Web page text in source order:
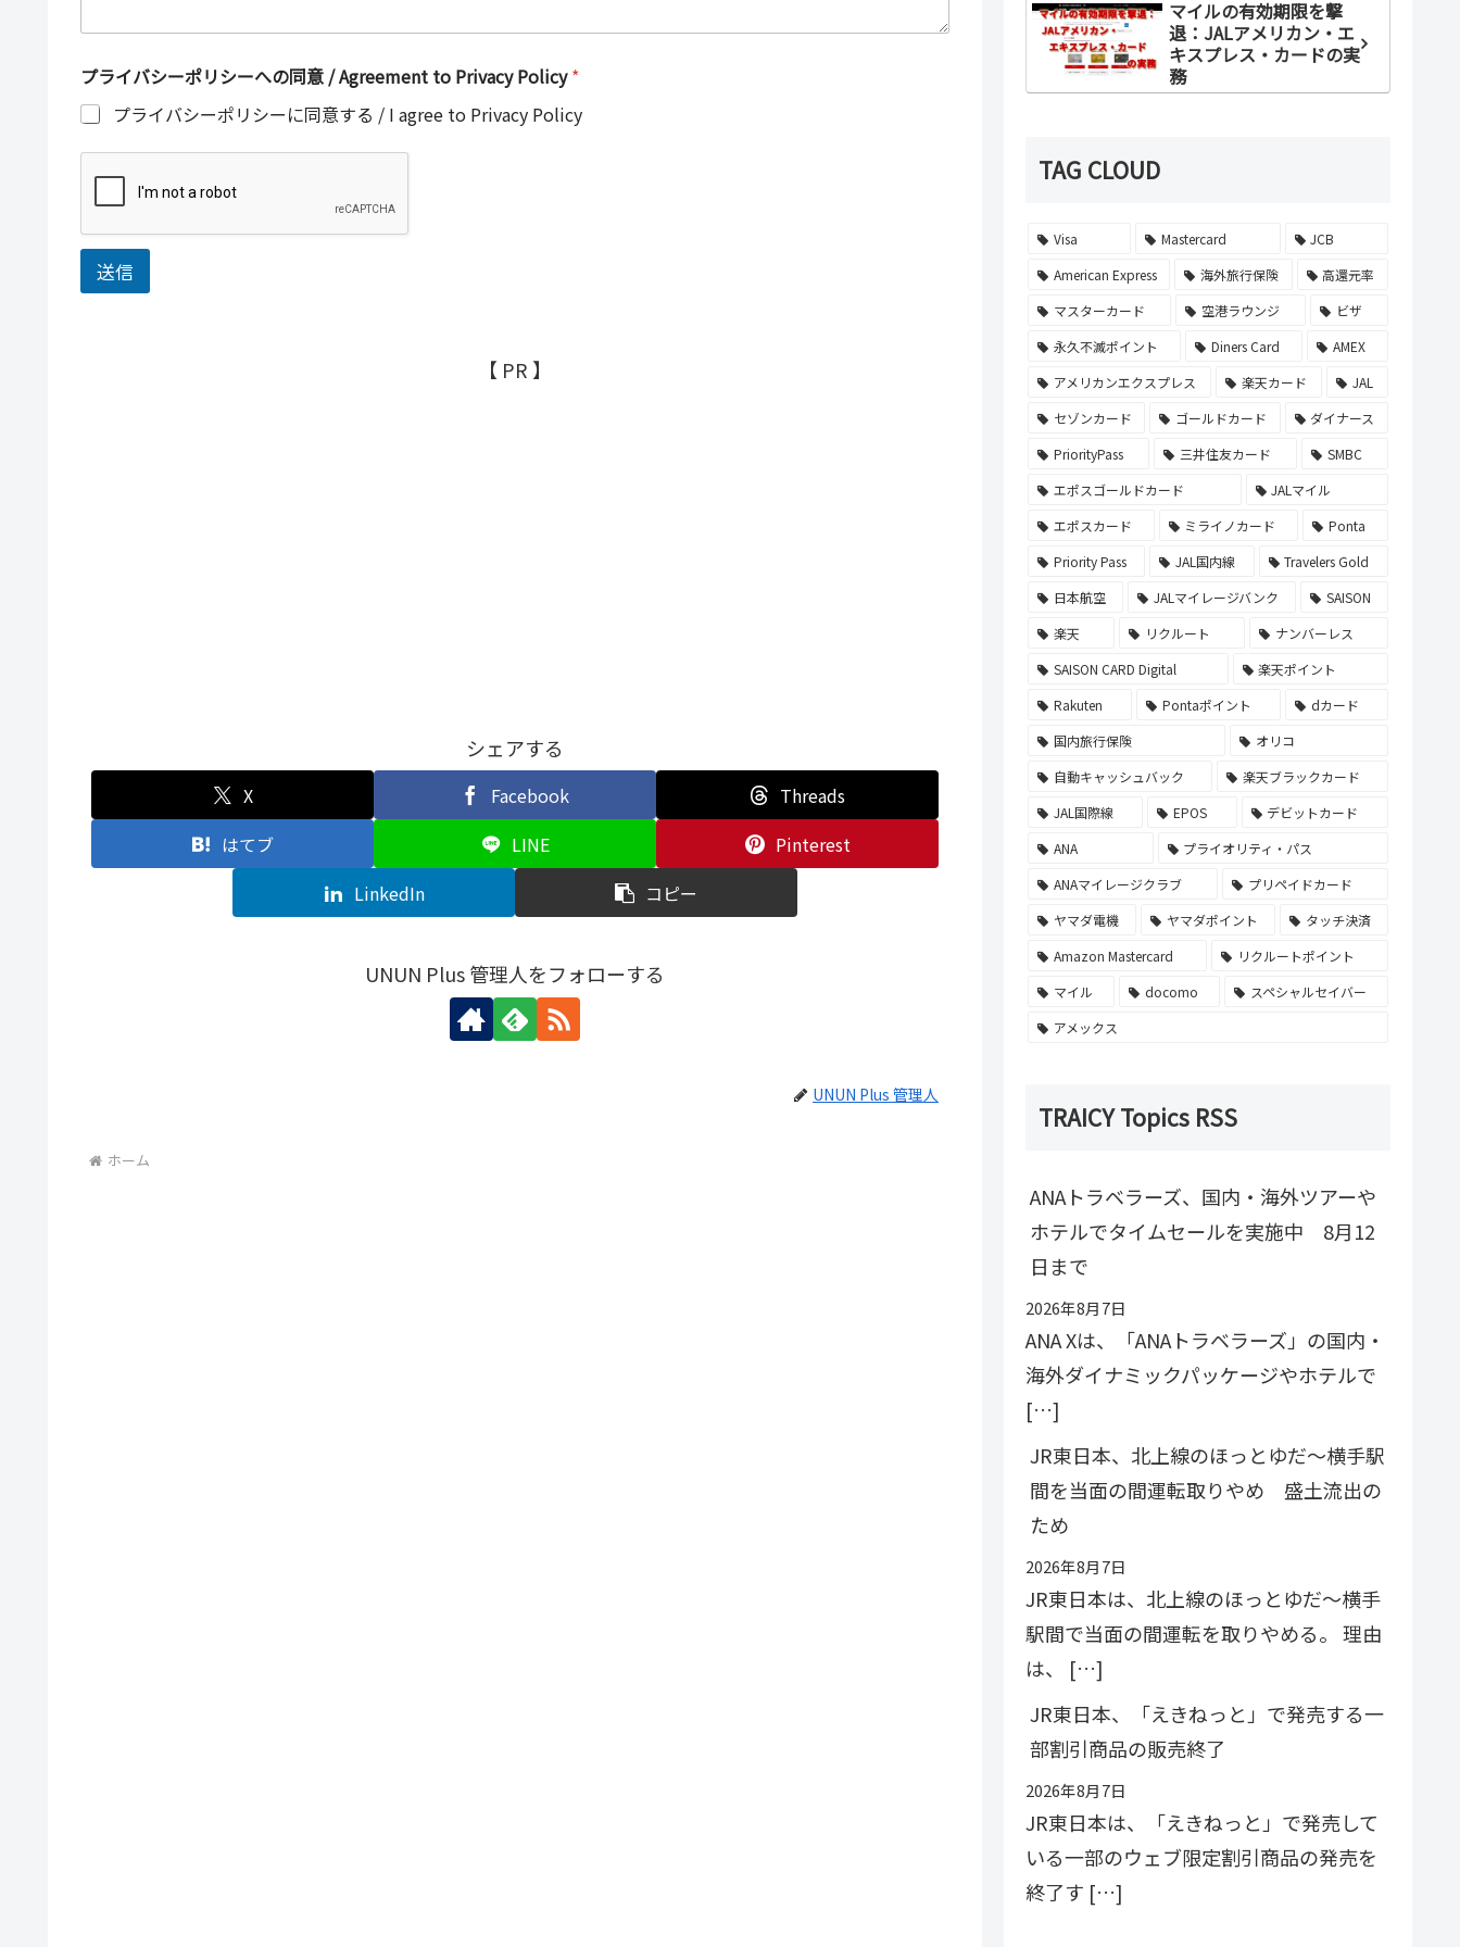
プライバシーポリシーへの同意 / Agreement to Privacy Policy*
プライバシーポリシーに同意する / I agree to Privacy Policy
送信
【 PR 】
シェアする
X Facebook
Threads
はてブ
LINE
Pinterest
LinkedIn
コピー
UNUN Plus 管理人をフォローする
UNUN Plus 管理人
ホーム
マイルの有効期限を撃
退：JALアメリカン・エ
キスプレス・カードの実
務
TAG CLOUD
Visa Mastercard
JCB
American Express
海外旅行保険
高還元率
マスターカード
空港ラウンジ
ビザ
永久不滅ポイント
Diners Card
AMEX
アメリカンエクスプレス
楽天カード
JAL
セゾンカード
ゴールドカード
ダイナース
PriorityPass
三井住友カード
SMBC
エポスゴールドカード
JALマイル
エポスカード
ミライノカード
Ponta
Priority Pass
JAL国内線
Travelers Gold
日本航空
JALマイレージバンク
SAISON
楽天
リクルート
ナンバーレス
SAISON CARD Digital
楽天ポイント
Rakuten
Pontaポイント
dカード
国内旅行保険
オリコ
自動キャッシュバック
楽天ブラックカード
JAL国際線
EPOS
デビットカード
ANA
プライオリティ・パス
ANAマイレージクラブ
プリペイドカード
ヤマダ電機
ヤマダポイント
タッチ決済
Amazon Mastercard
リクルートポイント
マイル
docomo
スペシャルセイバー
アメックス
TRAICY Topics RSS
ANAトラベラーズ、国内・海外ツアーや
ホテルでタイムセールを実施中 8月12
日まで
2026年8月7日
ANA Xは、「ANAトラベラーズ」の国内・
海外ダイナミックパッケージやホテルで
[…]
JR東日本、北上線のほっとゆだ〜横手駅
間を当面の間運転取りやめ 盛土流出の
ため
2026年8月7日
JR東日本は、北上線のほっとゆだ〜横手
駅間で当面の間運転を取りやめる。 理由
は、 […]
JR東日本、「えきねっと」で発売する一
部割引商品の販売終了
2026年8月7日
JR東日本は、「えきねっと」で発売して
いる一部のウェブ限定割引商品の発売を
終了す […]